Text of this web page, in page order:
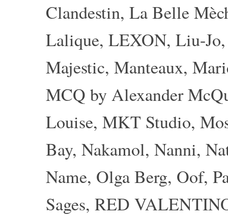
Clandestin, La Belle
Lalique, LEXON, Liu-Jo
Majestic, Manteaux,
MCQ by Alexander
Louise, MKT Studio,
Bay, Nakamol, Nanni,
Name, Olga Berg, Oof,
Sages, RED